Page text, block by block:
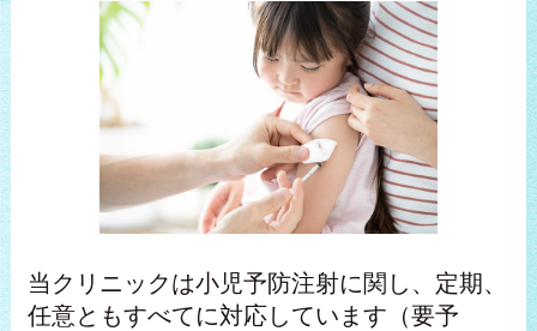
当クリニックは小児予防注射に関し、定期、
任意ともすべてに対応しています（要予